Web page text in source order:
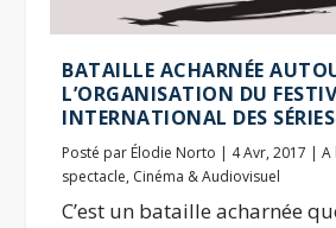
BATAILLE ACHARNÉE
L’ORGANISATION DU
INTERNATIONAL DES SÉRIES
Posté par Élodie Norto | 4 Avr, 2017 |A
spectacle, Cinéma & Audiovisuel
C’est un bataille acharnée